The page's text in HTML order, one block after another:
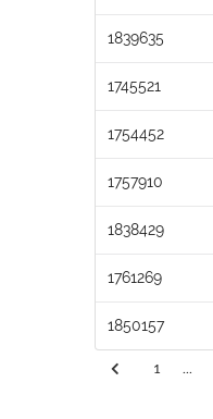
1839635
1745521
1754452
1757910
1838429
1761269
1850157
1